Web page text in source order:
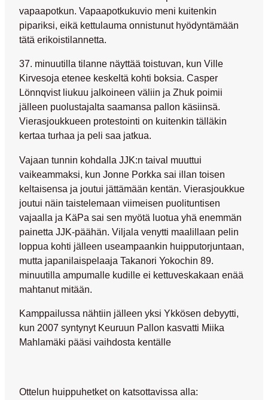
vapaapotkun. Vapaapotkukuvio meni kuitenkin
pipariksi, eikä kettulauma onnistunut hyödyntämään
tätä erikoistilannetta.
37. minuutilla tilanne näyttää toistuvan, kun Ville
Kirvesoja etenee keskeltä kohti boksia. Casper
Lönnqvistliukuu jalkoineen väliin ja Zhuk poimii
jälleen puolustajalta saamansa pallon käsiinsä.
Vierasjoukkueen protestointi on kuitenkin tälläkin
kertaa turhaa ja peli saa jatkua.
Vajaan tunnin kohdalla JJK:n taival muuttui
vaikeammaksi, kun Jonne Porkka sai illan toisen
keltaisensa ja joutui jättämään kentän. Vierasjoukkue
joutui näin taistelemaan viimeisen puolituntisen
vajaalla ja KäPa sai sen myötä luotua yhä enemmän
painetta JJK-päähän. Viljala venytti maalillaan pelin
loppua kohti jälleen useampaankin huipputorjuntaan,
mutta japanilaispelaaja Takanori Yokochin 89.
minuutilla ampumalle kudille ei kettuveskakaan enää
mahtanut mitään.
Kamppailussa nähtiin jälleen yksi Ykkösen debyytti,
kun 2007 syntynyt Keuruun Pallon kasvatti Miika
Mahlamäki pääsi vaihdosta kentälle
Ottelun huippuhetket on katsottavissa alla: